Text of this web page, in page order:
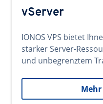
vServer
IONOS VPS bietet
starker Server-
und unbegrenztem